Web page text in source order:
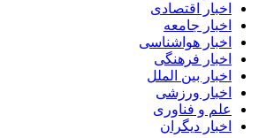
اخبار اقتصادی
اخبار جامعه
اخبار هواشناسی
اخبار فرهنگی
اخبار بین الملل
اخبار ورزشی
علم و فناوری
اخبار دیگران